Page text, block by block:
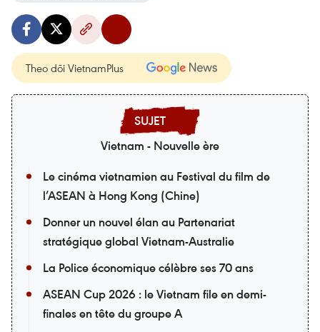
Theo dõi VietnamPlus
Vietnam - Nouvelle ère
Le cinéma vietnamien au Festival du film de
l’ASEAN à Hong Kong (Chine)
Donner un nouvel élan au Partenariat
stratégique global Vietnam-Australie
La Police économique célèbre ses 70 ans
ASEAN Cup 2026 : le Vietnam file en demi-
finales en tête du groupe A